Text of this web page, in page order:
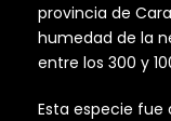
provincia de
humedad de la
entre los 300 y
Esta especie